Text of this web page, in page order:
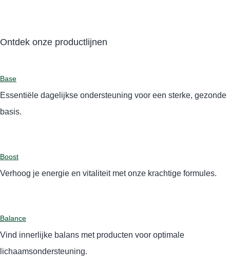
Ontdek onze productlijnen
Base
Essentiële dagelijkse ondersteuning voor een sterke, gezonde
basis.
Boost
Verhoog je energie en vitaliteit met onze krachtige formules.
Balance
Vind innerlijke balans met producten voor optimale
lichaamsondersteuning.